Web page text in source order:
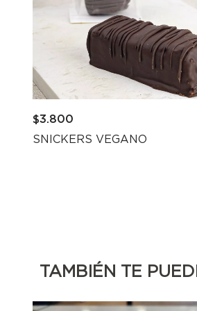
$3.800
SNICKERS VEGANO
TAMBIÉN TE